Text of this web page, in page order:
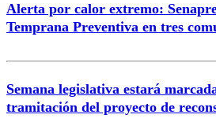
Alerta por calor extremo:
Temprana Preventiva en tres
Semana legislativa estará
tramitación del proyecto de